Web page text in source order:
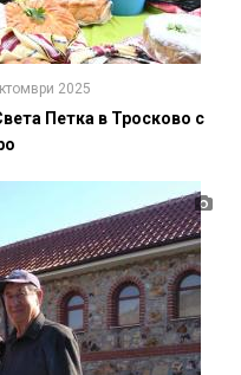
2025
Петка в Тросково с